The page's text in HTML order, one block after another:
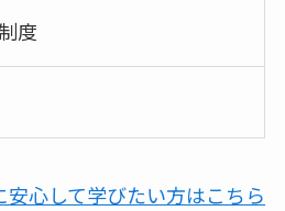
度
安心して学びたい方はこちら